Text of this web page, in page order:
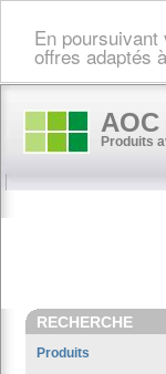
En
offres adaptés
Produits
RECHERCHE
Produits